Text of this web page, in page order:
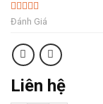
5 Sao
Đánh Giá
Liên hệ